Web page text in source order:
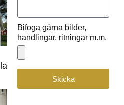
Bifoga gärna bilder,
handlingar, ritningar m.m.
Skicka